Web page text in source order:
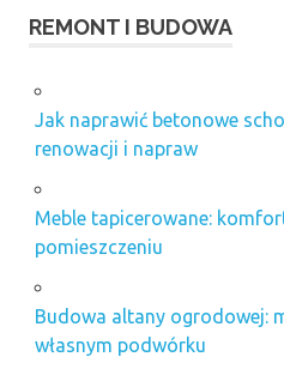
REMONT I BUDOWA
Jak naprawić betonowe
renowacji i napraw
Meble tapicerowane:
pomieszczeniu
Budowa altany ogrodowej:
własnym podwórku